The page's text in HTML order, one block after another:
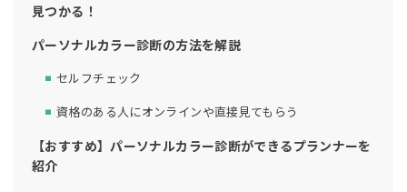
見つかる！
パーソナルカラー診断の方法を解説
セルフチェック
資格のある人にオンラインや直接見てもらう
【おすすめ】パーソナルカラー診断ができるプランナーを
紹介